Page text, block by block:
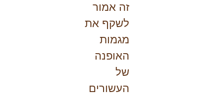
זה אמור
לשקף את
מגמות
האופנה
של
העשורים